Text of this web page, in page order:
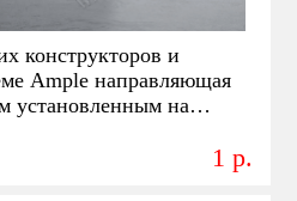
конструкторов и
Ample направляющая
установленным на
виду системы очень
наблюдатель1 p.